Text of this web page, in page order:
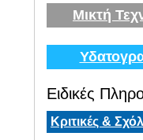
Μικτή
Ειδικές
Κριτικές &